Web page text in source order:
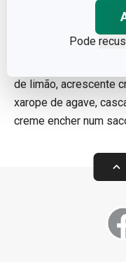
Pode
30 g de folhas
Mergulhe as folhas
de limão, acrescente
xarope de agave,
creme encher num